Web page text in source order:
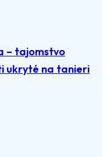
– tajomstvo
ukryté na tanieri